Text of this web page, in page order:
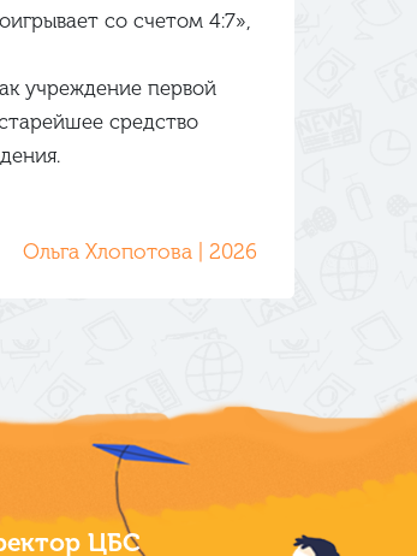
со счетом 4:7»,
учреждение первой
средство
Ольга Хлопотова | 2026
ЦБС